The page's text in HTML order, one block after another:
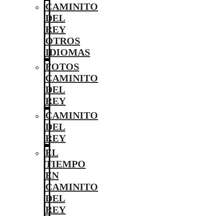
CAMINITO
DEL
REY
OTROS
IDIOMAS
FOTOS
CAMINITO
DEL
REY
CAMINITO
DEL
REY
EL
TIEMPO
EN
CAMINITO
DEL
REY